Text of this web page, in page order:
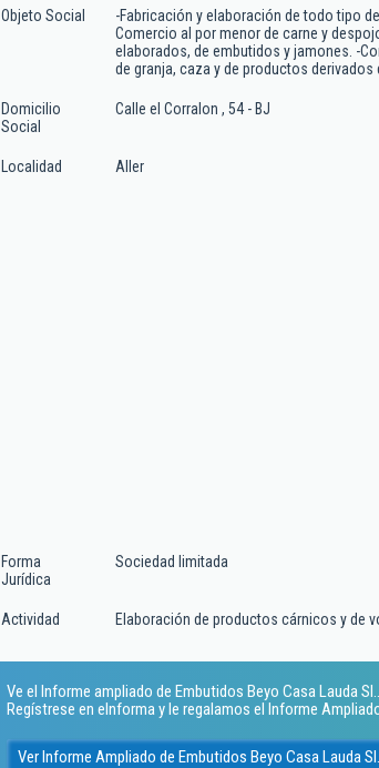
Objeto Social
-Fabricación y elaboración de todo tipo
Comercio al por menor de carne y
elaborados, de embutidos y jamones. -
de granja, caza y de productos
Domicilio
Social
Calle el Corralon , 54 - BJ
Localidad Aller
Forma
Jurídica
Sociedad limitada
Actividad Elaboración de productos cárnicos y de
Ve el Informe ampliado de Embutidos Beyo Casa Lauda
Regístrese en eInforma y le regalamos el Informe
Ver Informe Ampliado de Embutidos Beyo Casa Lauda Sl.